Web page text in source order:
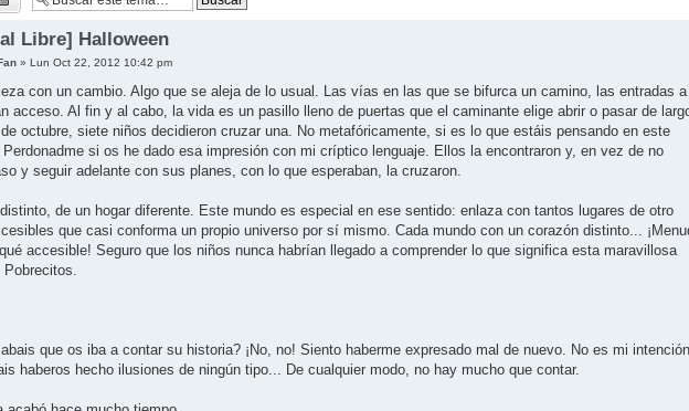
Libre] Halloween
» Lun Oct 22, 2012 10:42 pm
con un cambio. Algo que se aleja de lo usual. Las vías en las que se bifurca un camino, las entradas a
acceso. Al fin y al cabo, la vida es un pasillo lleno de puertas que el caminante elige abrir o pasar de
octubre, siete niños decidieron cruzar una. No metafóricamente, si es lo que estáis pensando en este
Perdonadme si os he dado esa impresión con mi críptico lenguaje. Ellos la encontraron y, en vez de no
y seguir adelante con sus planes, con lo que esperaban, la cruzaron.
de un hogar diferente. Este mundo es especial en ese sentido: enlaza con tantos lugares de otro
que casi conforma un propio universo por sí mismo. Cada mundo con un corazón distinto...
accesible! Seguro que los niños nunca habrían llegado a comprender lo que significa esta maravillosa
que os iba a contar su historia? ¡No, no! Siento haberme expresado mal de nuevo. No es mi intención.
haberos hecho ilusiones de ningún tipo... De cualquier modo, no hay mucho que contar.